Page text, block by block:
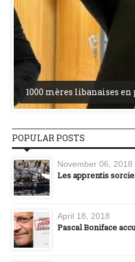
1000 mères libanaises en
POPULAR POSTS
November 06, 2018
Les apprentis
April 18, 2018
Pascal Boniface